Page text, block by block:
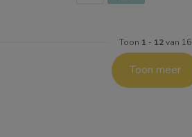
Toon 1 - 12van 16
Toon meer